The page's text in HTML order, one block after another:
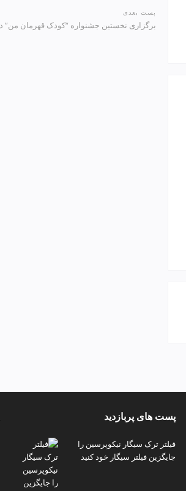
پست بعدی
برگزاری نخستین جشنواره “کودک قهرمان من”
پست های پربازدید
فیلتر ترک سیگار نیکوپرسین را
جایگزین فیلتر سیگار خود کنید